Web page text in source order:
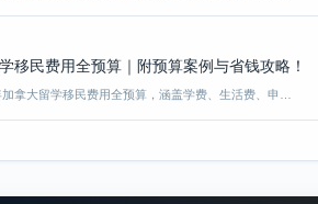
移民费用全预算｜附预算案例与省钱攻略！
拿大留学移民费用全预算，涵盖学费、生活费、申…